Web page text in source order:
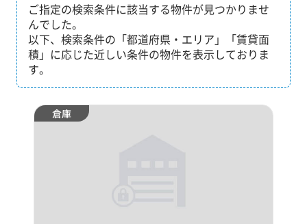
ご指定の検索条件に該当する物件が見つかりませ
んでした。
以下、検索条件の「都道府県・エリア」「賃貸面
積」に応じた近しい条件の物件を表示しておりま
す。
倉庫